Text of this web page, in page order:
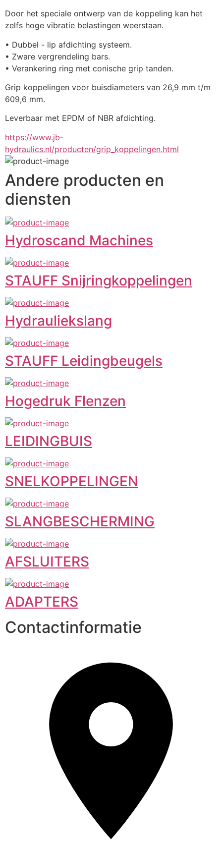
Door het speciale ontwerp van de koppeling kan het
zelfs hoge vibratie belastingen weerstaan.
• Dubbel - lip afdichting systeem.
• Zware vergrendeling bars.
• Verankering ring met conische grip tanden.
Grip koppelingen voor buisdiameters van 26,9 mm t/m
609,6 mm.
Leverbaar met EPDM of NBR afdichting.
https://www.jb-
hydraulics.nl/producten/grip_koppelingen.html
Andere producten en
diensten
Hydroscand Machines
STAUFF Snijringkoppelingen
Hydrauliekslang
STAUFF Leidingbeugels
Hogedruk Flenzen
LEIDINGBUIS
SNELKOPPELINGEN
SLANGBESCHERMING
AFSLUITERS
ADAPTERS
Contactinformatie